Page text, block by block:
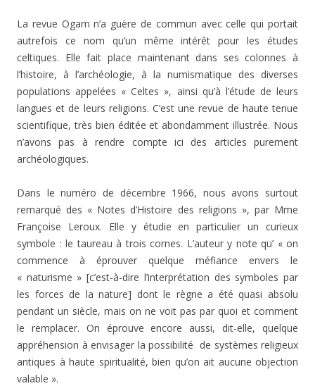
La revue Ogam n’a guère de commun avec celle qui portait
autrefois ce nom qu’un même intérêt pour les études
celtiques. Elle fait place maintenant dans ses colonnes à
l’histoire, à l’archéologie, à la numismatique des diverses
populations appelées « Celtes », ainsi qu’à l’étude de leurs
langues et de leurs religions. C’est une revue de haute tenue
scientifique, très bien éditée et abondamment illustrée. Nous
n’avons pas à rendre compte ici des articles purement
archéologiques.
Dans le numéro de décembre 1966, nous avons surtout
remarqué des « Notes d’Histoire des religions », par Mme
Françoise Leroux. Elle y étudie en particulier un curieux
symbole : le taureau à trois cornes. L’auteur y note qu’ « on
commence à éprouver quelque méfiance envers le
« naturisme » [c’est-à-dire l’interprétation des symboles par
les forces de la nature] dont le règne a été quasi absolu
pendant un siècle, mais on ne voit pas par quoi et comment
le remplacer. On éprouve encore aussi, dit-elle, quelque
appréhension à envisager la possibilité de systèmes religieux
antiques à haute spiritualité, bien qu’on ait aucune objection
valable ».